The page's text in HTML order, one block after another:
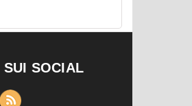
SUI SOCIAL